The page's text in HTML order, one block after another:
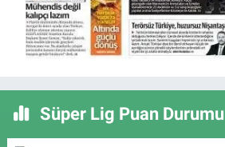
Süper Lig Puan Durumu